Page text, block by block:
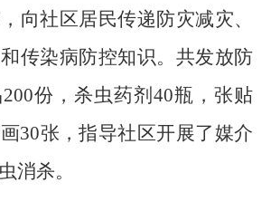
向社区居民传递防灾减灾、
传染病防控知识。共发放防
200份，杀虫药剂 40瓶， 张贴
画30张，指导社区开展了媒介
消杀。